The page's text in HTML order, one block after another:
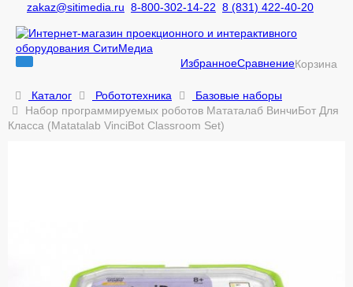
8 (831) 422-40-20
8-800-302-14-22
zakaz@sitimedia.ru
Корзина
Сравнение
Избранное
Каталог Робототехника
Базовые наборы
Набор программируемых роботов Мататалаб ВинчиБот Для
Класса (Matatalab VinciBot Classroom Set)